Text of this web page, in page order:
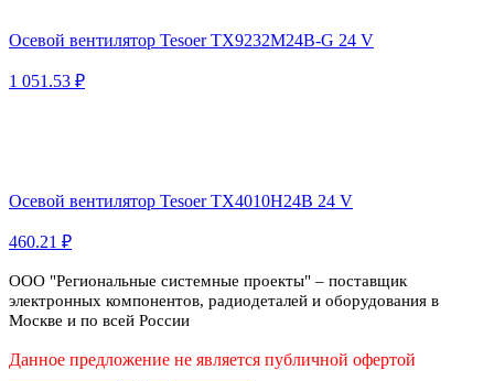
Осевой вентилятор Tesoer TX9232M24B-G 24 V
1 051.53 ₽
Осевой вентилятор Tesoer TX4010H24B 24 V
460.21 ₽
ООО "Региональные системные проекты" – поставщик
электронных компонентов, радиодеталей и оборудования в
Москве и по всей России
Данное предложение не является публичной офертой